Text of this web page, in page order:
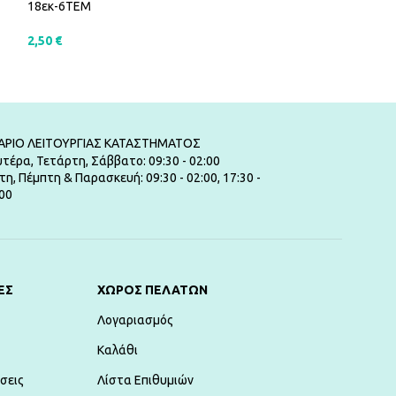
18εκ-6ΤΕΜ
2,50 €
ΛΕΙΤΟΥΡΓΙΑΣ ΚΑΤΑΣΤΗΜΑΤΟΣ
Τετάρτη, Σάββατο: 09:30 - 02:00
Πέμπτη & Παρασκευή: 09:30 - 02:00, 17:30 -
ΧΏΡΟΣ ΠΕΛΑΤΏΝ
Λογαριασμός
Καλάθι
Λίστα Επιθυμιών